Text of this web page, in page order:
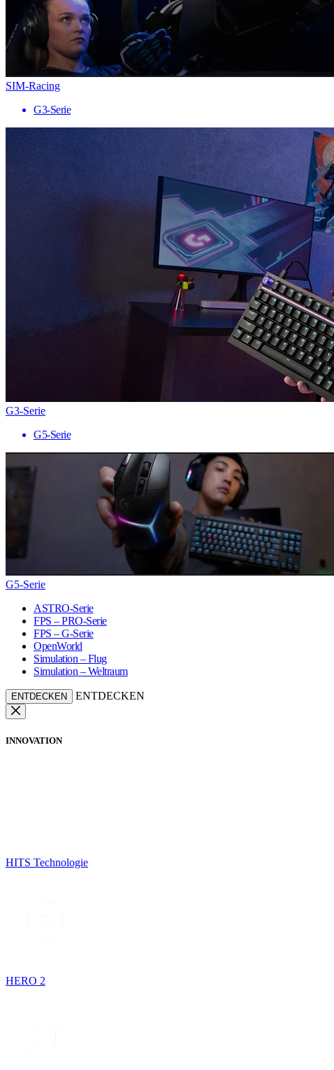
SIM-Racing
G3-Serie
G3-Serie
G5-Serie
G5-Serie
ASTRO-Serie
FPS – PRO-Serie
FPS – G-Serie
OpenWorld
Simulation – Flug
Simulation – Weltraum
ENTDECKEN ENTDECKEN
INNOVATION
HITS Technologie
HERO 2